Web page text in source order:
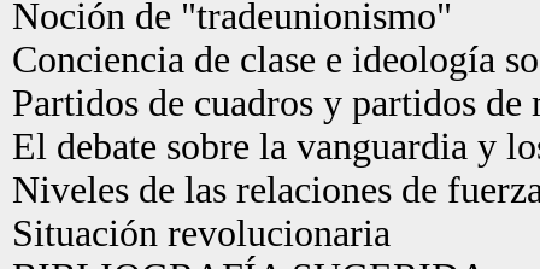
Noción de "tradeunionismo"
Conciencia de clase e ideología
Partidos de cuadros y partidos de
El debate sobre la vanguardia y
Niveles de las relaciones de
Situación revolucionaria